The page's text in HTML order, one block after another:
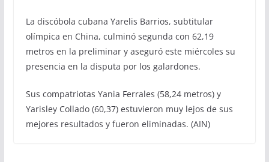
La discóbola cubana Yarelis Barrios, subtitular
olímpica en China, culminó segunda con 62,19
metros en la preliminar y aseguró este miércoles su
presencia en la disputa por los galardones.
Sus compatriotas Yania Ferrales (58,24 metros) y
Yarisley Collado (60,37) estuvieron muy lejos de sus
mejores resultados y fueron eliminadas. (AIN)